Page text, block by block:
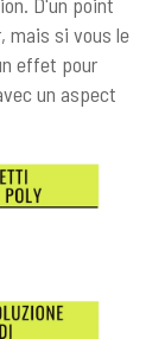
mais si vous le
effet pour
un aspect